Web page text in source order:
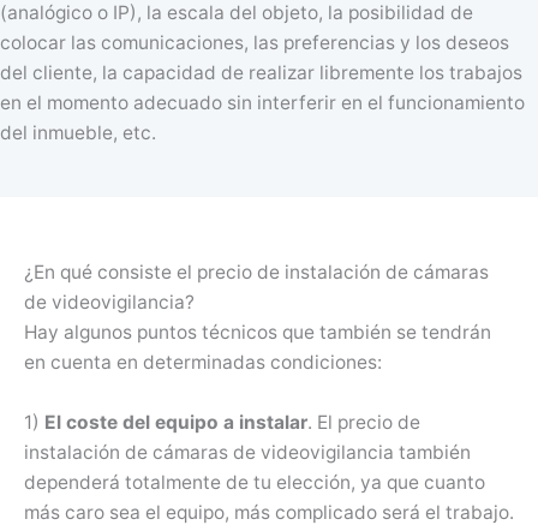
(analógico o IP), la escala del objeto, la posibilidad de
colocar las comunicaciones, las preferencias y los deseos
del cliente, la capacidad de realizar libremente los trabajos
en el momento adecuado sin interferir en el funcionamiento
del inmueble, etc.
¿En qué consiste el precio de instalación de cámaras
de videovigilancia?
Hay algunos puntos técnicos que también se tendrán
en cuenta en determinadas condiciones:
1) El coste del equipo a instalar. El precio de
instalación de cámaras de videovigilancia también
dependerá totalmente de tu elección, ya que cuanto
más caro sea el equipo, más complicado será el trabajo.